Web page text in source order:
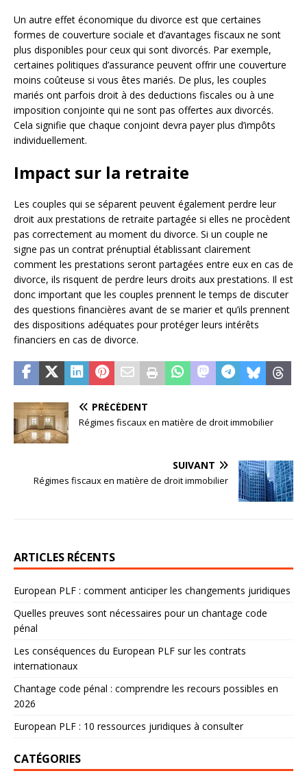
Un autre effet économique du divorce est que certaines
formes de couverture sociale et d’avantages fiscaux ne sont
plus disponibles pour ceux qui sont divorcés. Par exemple,
certaines politiques d’assurance peuvent offrir une couverture
moins coûteuse si vous êtes mariés. De plus, les couples
mariés ont parfois droit à des deductions fiscales ou à une
imposition conjointe qui ne sont pas offertes aux divorcés.
Cela signifie que chaque conjoint devra payer plus d’impôts
individuellement.
Impact sur la retraite
Les couples qui se séparent peuvent également perdre leur
droit aux prestations de retraite partagée si elles ne procèdent
pas correctement au moment du divorce. Si un couple ne
signe pas un contrat prénuptial établissant clairement
comment les prestations seront partagées entre eux en cas de
divorce, ils risquent de perdre leurs droits aux prestations. Il est
donc important que les couples prennent le temps de discuter
des questions financières avant de se marier et qu’ils prennent
des dispositions adéquates pour protéger leurs intérêts
financiers en cas de divorce.
PRÉCÉDENT
Régimes fiscaux en matière de droit immobilier
SUIVANT
Régimes fiscaux en matière de droit immobilier
ARTICLES RÉCENTS
European PLF : comment anticiper les changements juridiques
Quelles preuves sont nécessaires pour un chantage code
pénal
Les conséquences du European PLF sur les contrats
internationaux
Chantage code pénal : comprendre les recours possibles en
2026
European PLF : 10 ressources juridiques à consulter
CATÉGORIES